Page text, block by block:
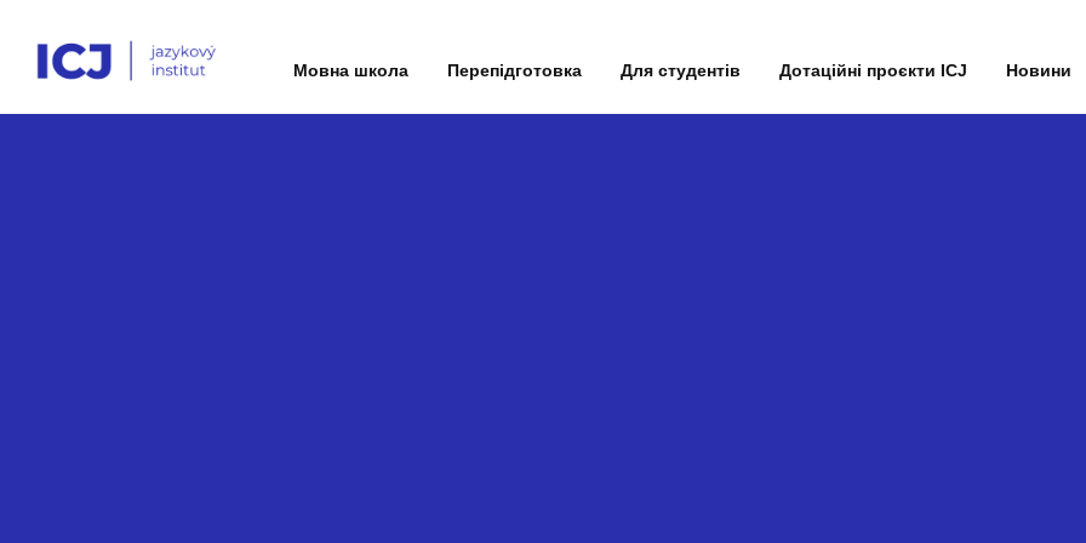
Мовна школа Перепідготовка Для студентів Дотаційні проєкти ICJ Новини